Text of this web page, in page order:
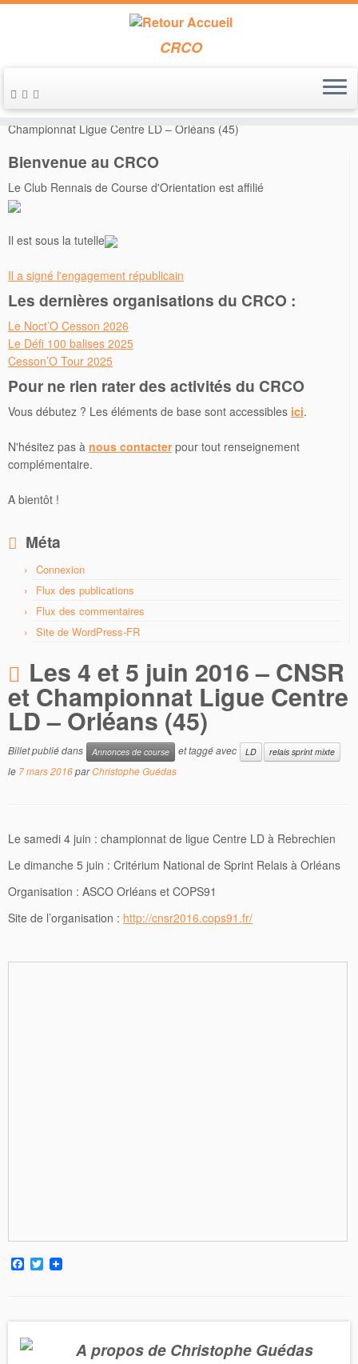
Passer
au
contenu
CRCO
Accueil » Annonces de course » Les 4 et 5 juin 2016 – CNSR et
Championnat Ligue Centre LD – Orléans (45)
Bienvenue au CRCO
Le Club Rennais de Course d'Orientation est affilié
Il est sous la tutelle
Il a signé l'engagement républicain
Les dernières organisations du CRCO :
Le Noct’O Cesson 2026
Le Défi 100 balises 2025
Cesson’O Tour 2025
Pour ne rien rater des activités du CRCO
Vous débutez ? Les éléments de base sont accessibles ici.
N'hésitez pas à nous contacterpour tout renseignement
complémentaire.
A bientôt !
Méta
Connexion
Flux des publications
Flux des commentaires
Site de WordPress-FR
Les 4 et 5 juin 2016 – CNSR
et Championnat Ligue Centre
LD – Orléans (45)
Billet publié dans Annonces de course et taggé avec LD relais sprint mixte
le 7 mars 2016parChristophe Guédas
Le samedi 4 juin : championnat de ligue Centre LD à Rebrechien
Le dimanche 5 juin : Critérium National de Sprint Relais à Orléans
Organisation : ASCO Orléans et COPS91
Site de l’organisation : http://cnsr2016.cops91.fr/
F
a
o
o
k
T
w
e
A propos de Christophe Guédas